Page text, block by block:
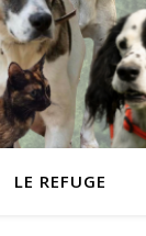
LE REFUGE